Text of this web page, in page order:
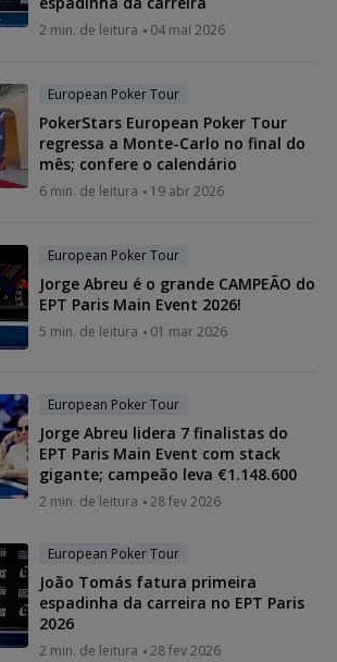
2 min. de leitura 04 mai 2026
European Poker Tour
PokerStars European Poker Tour
regressa a Monte-Carlo no final do
mês; confere o calendário
6 min. de leitura 19 abr 2026
European Poker Tour
Jorge Abreu é o grande CAMPEÃO do
EPT Paris Main Event 2026!
5 min. de leitura 01 mar 2026
European Poker Tour
Jorge Abreu lidera 7 finalistas do
EPT Paris Main Event com stack
gigante; campeão leva €1.148.600
2 min. de leitura 28 fev 2026
European Poker Tour
João Tomás fatura primeira
espadinha da carreira no EPT Paris
2026
2 min. de leitura 28 fev 2026